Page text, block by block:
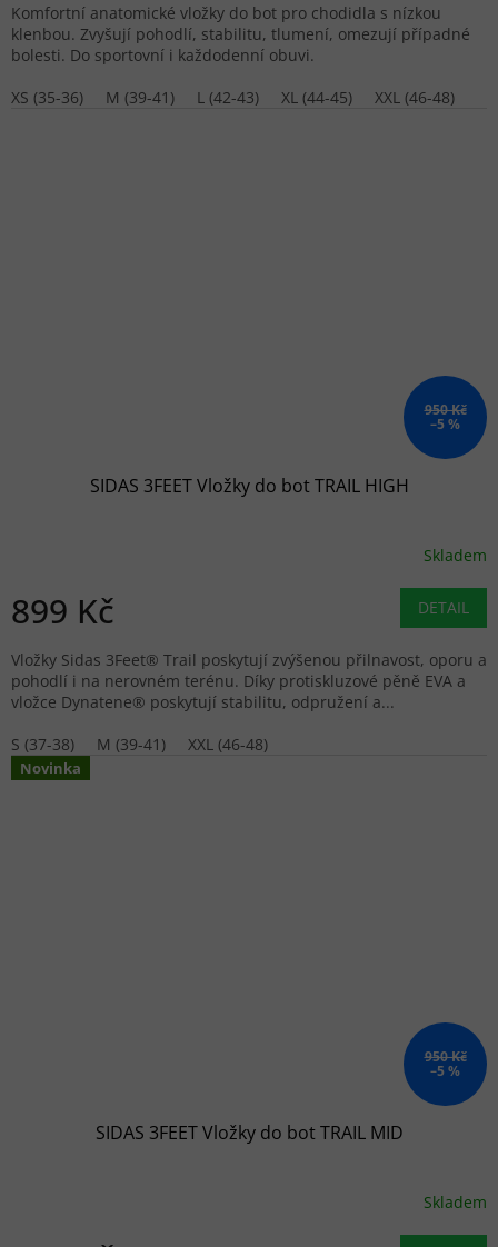
Komfortní anatomické vložky do bot pro chodidla s nízkou
klenbou. Zvyšují pohodlí, stabilitu, tlumení, omezují případné
bolesti. Do sportovní i každodenní obuvi.
XS (35-36)
M (39-41) L (42-43) XL (44-45) XXL (46-48)
950 Kč
–5 %
SIDAS 3FEET Vložky do bot TRAIL HIGH
Skladem
899 Kč DETAIL
Vložky Sidas 3Feet® Trail poskytují zvýšenou přilnavost, oporu a
pohodlí i na nerovném terénu. Díky protiskluzové pěně EVA a
vložce Dynatene® poskytují stabilitu, odpružení a...
S (37-38)
M (39-41) XXL (46-48)
Novinka
950 Kč
–5 %
SIDAS 3FEET Vložky do bot TRAIL MID
Skladem